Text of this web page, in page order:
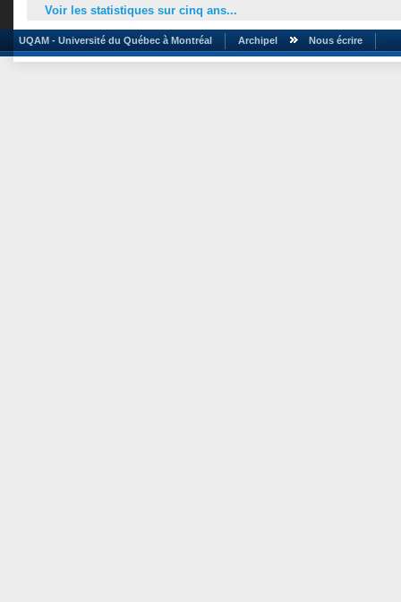
Voir les statistiques sur cinq ans...
UQAM - Université du Québec à Montréal Archipel Nous écrire